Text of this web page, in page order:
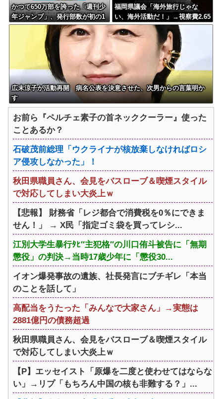
かつて650万部を誇った「週刊少
年ジャンプ」、発行部数が初の1
00万部割れ
福岡県議会「海外旅行じゃな
い、海外活動だ！」→視察費2.65
億円公開で再炎上ｗｗｗ
広末涼子が活動再開 病名公表を決意させた、次男からの言葉明か
す
お前ら『ペルチェ素子の首ネッククーラー』使った
ことあるか？
石破茂前総理「ウクライナが核放棄しなければロシ
ア侵攻しなかった」！
秋田県職員さん、会見をバスローブ＆喫煙スタイル
で対応してしまい大炎上ｗ
【悲報】 財務省「レジ都合で消費税を0％にできま
せん！」 → X民「指定ゴミ袋を買ってレシ...
江別大学生暴行ﾀﾋ″主犯格″の川口侑斗被告に「無期
懲役」の判決→当時17歳少年に「懲役30...
イオン爆発事故の遺族、社長発言にブチギレ「本当
のことを話して」
高配当をうたった「みんなで大家さん」→実態は
2881億円の債務超過
秋田県職員さん、会見をバスローブ＆喫煙スタイル
で対応してしまい大炎上ｗ
【P】エッセイスト「原爆を二度と使わせてはならな
い」→リプ「もちろん中国の核も非難する？」...